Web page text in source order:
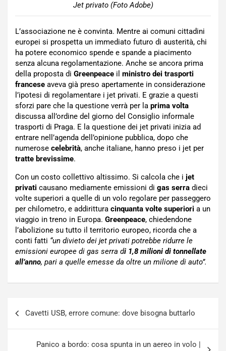
Jet privato (Foto Adobe)
L’associazione ne è convinta. Mentre ai comuni cittadini
europei si prospetta un immediato futuro di austerità, chi
ha potere economico spende e spande a piacimento
senza alcuna regolamentazione. Anche se ancora prima
della proposta di Greenpeace il ministro dei trasporti
francese aveva già preso apertamente in considerazione
l’ipotesi di regolamentare i jet privati. E grazie a questi
sforzi pare che la questione verrà per la prima volta
discussa all’ordine del giorno del Consiglio informale
trasporti di Praga. E la questione dei jet privati inizia ad
entrare nell’agenda dell’opinione pubblica, dopo che
numerose celebrità, anche italiane, hanno preso i jet per
tratte brevissime.
Con un costo collettivo altissimo. Si calcola che i jet
privati causano mediamente emissioni di gas serra dieci
volte superiori a quelle di un volo regolare per passeggero
per chilometro, e addirittura cinquanta volte superiori a un
viaggio in treno in Europa. Greenpeace, chiedendone
l’abolizione su tutto il territorio europeo, ricorda che a
conti fatti “un divieto dei jet privati potrebbe ridurre le
emissioni europee di gas serra di 1,8 milioni di tonnellate
all’anno, pari a quelle emesse da oltre un milione di auto”.
Cavetti USB, errore comune: dove bisogna buttarlo
Panico a bordo: cosa spunta in un aereo in volo |